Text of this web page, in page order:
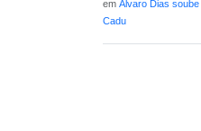
em Álvaro Dias
Cadu